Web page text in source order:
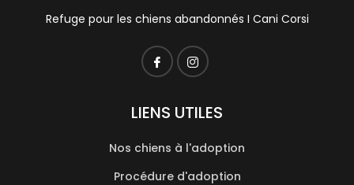
Refuge pour les chiens abandonnés I Cani Corsi
LIENS UTILES
Nos chiens à l'adoption
Procédure d'adoption